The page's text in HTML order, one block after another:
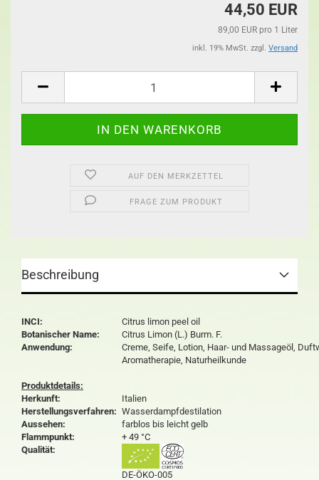
44,50 EUR
89,00 EUR pro 1 Liter
inkl. 19% MwSt. zzgl. Versand
AUF DEN MERKZETTEL
FRAGE ZUM PRODUKT
Beschreibung
INCI:
Citrus limon peel oil
Botanischer Name:
Citrus Limon (L.) Burm. F.
Anwendung:
Creme, Seife, Lotion, Haar- und Massageöl,
Aromatherapie, Naturheilkunde
Produktdetails:
Herkunft:
Italien
Herstellungsverfahren: Wasserdampfdestilation
Aussehen:
farblos bis leicht gelb
Flammpunkt:
+ 49 °C
Qualität:
DE-ÖKO-005